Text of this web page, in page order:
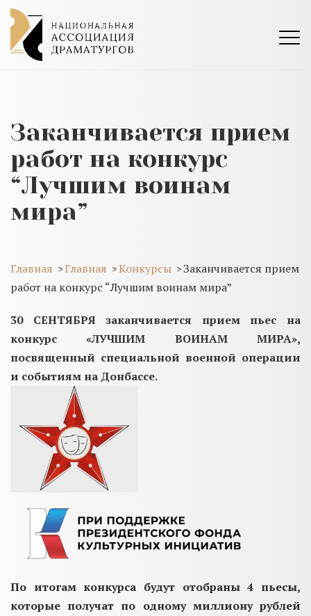
Заканчивается прием
работ на конкурс
“Лучшим воинам
мира”
Главная >Главная >Конкурсы >Заканчивается прием
работ на конкурс “Лучшим воинам мира”
30 СЕНТЯБРЯзаканчивается прием пьес на
конкурс «ЛУЧШИМ ВОИНАМ МИРА»,
посвященный специальной военной операции
и событиям на Донбассе.
По итогам конкурса будут отобраны 4 пьесы,
которые получат по одному миллиону рублей